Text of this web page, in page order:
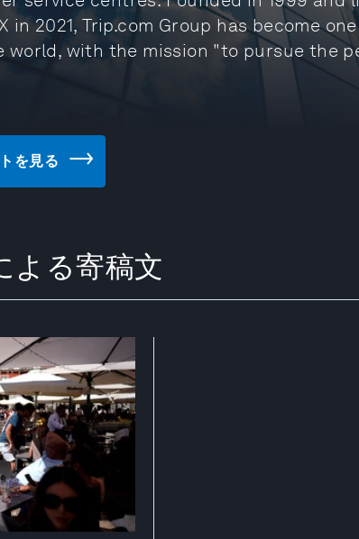
in 2021, Trip.com Group has become
world, with the mission "to pursue the
を見る
よる寄稿文